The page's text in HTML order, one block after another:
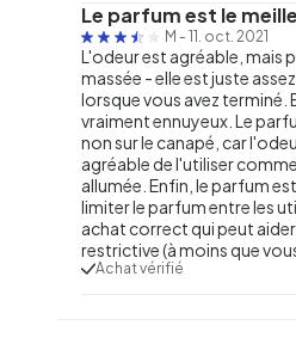
Le parfum est le
M - 11. oct. 2021
L'odeur est agréable, mais
massée - elle est juste
lorsque vous avez terminé.
vraiment ennuyeux. Le
non sur le canapé, car
agréable de l'utiliser
allumée. Enfin, le parfum
limiter le parfum entre les
achat correct qui peut
restrictive (à moins que
Achat vérifié